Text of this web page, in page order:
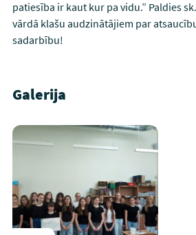
patiesība ir kaut kur pa vidu.” Paldies
vārdā klašu audzinātājiem par
sadarbību!
Galerija